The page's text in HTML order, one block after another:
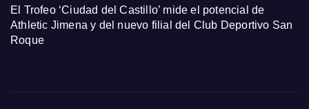
El Trofeo ‘Ciudad del Castillo’ mide el potencial de
Athletic Jimena y del nuevo filial del Club Deportivo San
Roque